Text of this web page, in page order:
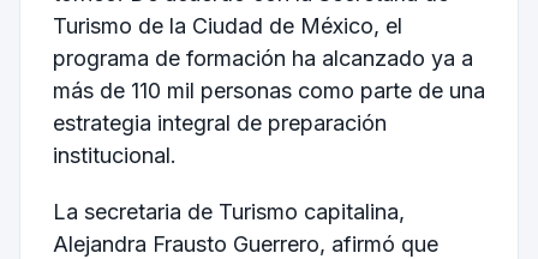
Turismo de la Ciudad de México, el
programa de formación ha alcanzado ya a
más de 110 mil personas como parte de una
estrategia integral de preparación
institucional.
La secretaria de Turismo capitalina,
Alejandra Frausto Guerrero, afirmó que